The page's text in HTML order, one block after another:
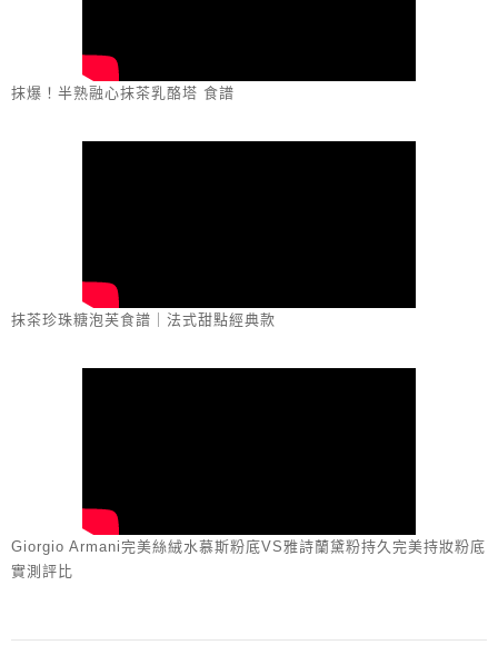
抹爆！半熟融心抹茶乳酪塔 食譜
抹茶珍珠糖泡芙食譜｜法式甜點經典款
Giorgio Armani完美絲絨水慕斯粉底VS雅詩蘭黛粉持久完美持妝粉底
實測評比